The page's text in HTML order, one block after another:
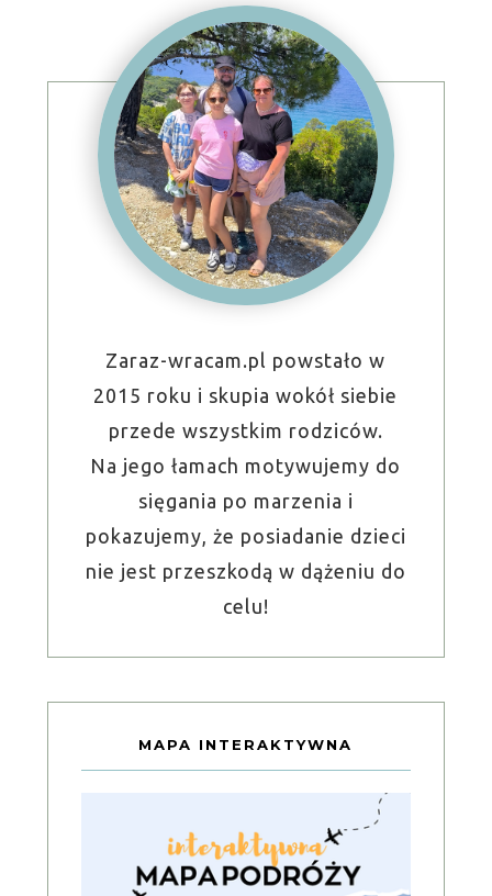
Zaraz-wracam.pl powstało w
2015 roku i skupia wokół siebie
przede wszystkim rodziców.
Na jego łamach motywujemy do
sięgania po marzenia i
pokazujemy, że posiadanie dzieci
nie jest przeszkodą w dążeniu do
celu!
MAPA INTERAKTYWNA